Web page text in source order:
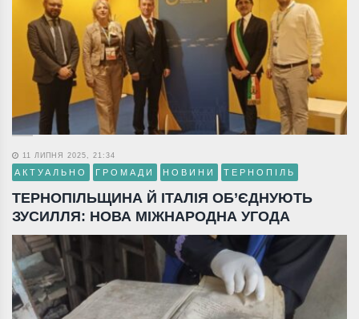
11 ЛИПНЯ 2025, 21:34
АКТУАЛЬНО ГРОМАДИ НОВИНИ ТЕРНОПІЛЬ
ТЕРНОПІЛЬЩИНА Й ІТАЛІЯ ОБ’ЄДНУЮТЬ
ЗУСИЛЛЯ: НОВА МІЖНАРОДНА УГОДА